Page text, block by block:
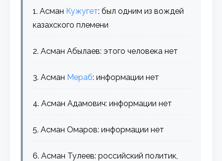
1. Асман Кужугет: был одним из вождей
казахского племени
2. Асман Абылаев: этого человека нет
3. Асман Мераб: информации нет
4. Асман Адамович: информации нет
5. Асман Омаров: информации нет
6. Асман Тулеев: российский политик,